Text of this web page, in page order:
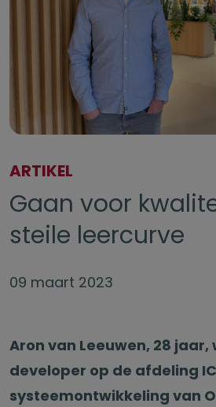
ARTIKEL
Gaan voor
steile leercurve
09 maart 2023
Aron van Leeuwen, 28 jaar,
developer op de afdeling
systeemontwikkeling van